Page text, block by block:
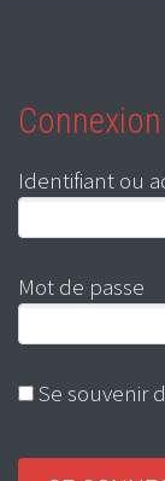
Connexion
Identifiant ou
Mot de passe
Se souvenir